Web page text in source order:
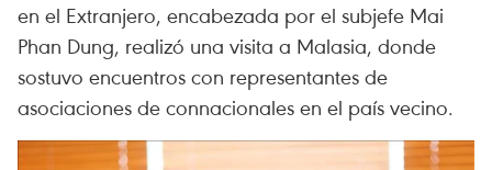
en el Extranjero, encabezada por el subjefe Mai
Phan Dung, realizó una visita a Malasia, donde
sostuvo encuentros con representantes de
asociaciones de connacionales en el país vecino.